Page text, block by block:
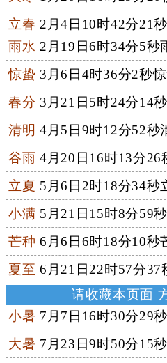
立春 2月4日10时42分21
雨水 2月19日6时34分5秒
惊蛰 3月6日4时36分2秒
春分 3月21日5时24分14
清明 4月5日9时12分52秒
谷雨 4月20日16时13分26
立夏 5月6日2时18分34秒
小满 5月21日15时8分59
芒种 6月6日6时18分10秒
夏至 6月21日22时57分37
请收藏本页面
小暑 7月7日16时30分29
大暑 7月23日9时50分15